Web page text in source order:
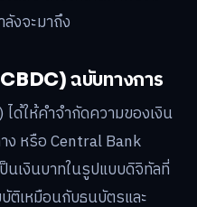
งจะมาถึง
ฉบับทางการ
ด้ให้คำจำกัดความของเงิน
ง หรือ Central Bank
นเงินบาทในรูปแบบดิจิทัลที่
เหมือนกับธนบัตรและ